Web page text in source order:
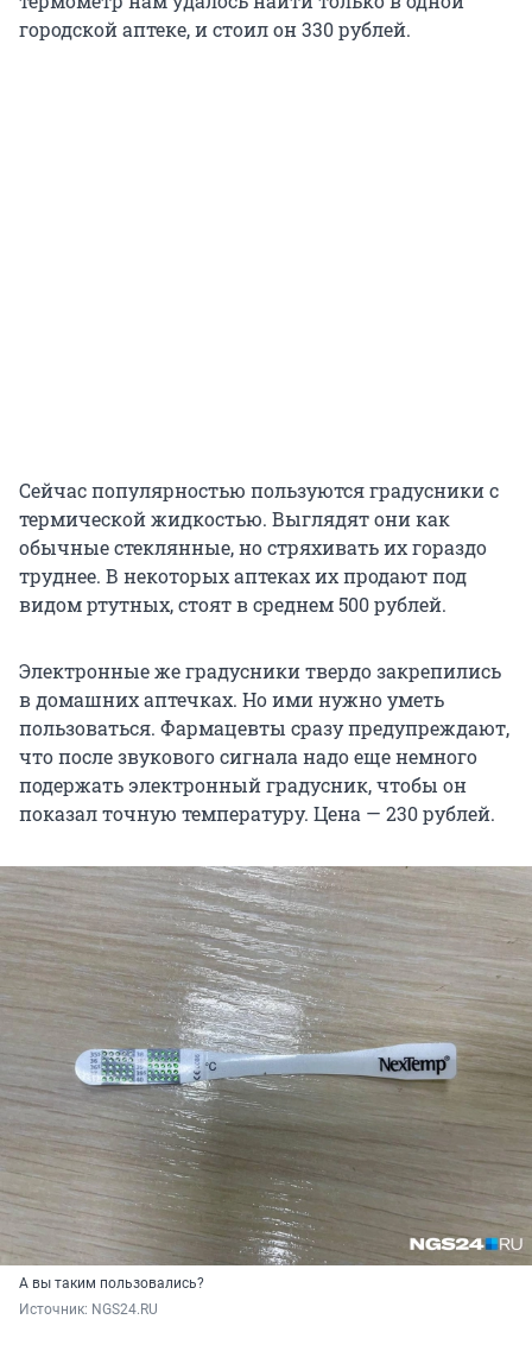
городской аптеке, и стоил он 330 рублей.
Сейчас популярностью пользуются градусники с
термической жидкостью. Выглядят они как
обычные стеклянные, но стряхивать их гораздо
труднее. В некоторых аптеках их продают под
видом ртутных, стоят в среднем 500 рублей.
Электронные же градусники твердо закрепились
в домашних аптечках. Но ими нужно уметь
пользоваться. Фармацевты сразу предупреждают,
что после звукового сигнала надо еще немного
подержать электронный градусник, чтобы он
показал точную температуру. Цена — 230 рублей.
А вы таким пользовались?
Источник: NGS24.RU